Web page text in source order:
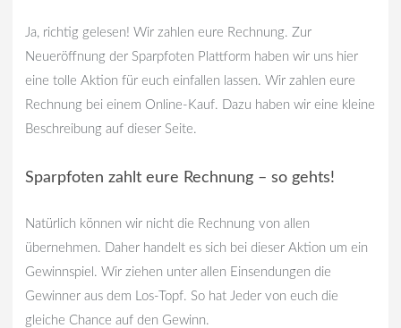
Ja, richtig gelesen! Wir zahlen eure Rechnung. Zur
Neueröffnung der Sparpfoten Plattform haben wir uns hier
eine tolle Aktion für euch einfallen lassen. Wir zahlen eure
Rechnung bei einem Online-Kauf. Dazu haben wir eine kleine
Beschreibung auf dieser Seite.
Sparpfoten zahlt eure Rechnung – so gehts!
Natürlich können wir nicht die Rechnung von allen
übernehmen. Daher handelt es sich bei dieser Aktion um ein
Gewinnspiel. Wir ziehen unter allen Einsendungen die
Gewinner aus dem Los-Topf. So hat Jeder von euch die
gleiche Chance auf den Gewinn.